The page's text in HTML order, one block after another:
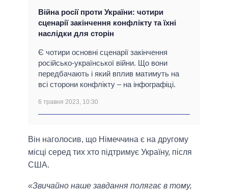
Війна росії проти України: чотири
сценарії закінчення конфлікту та їхні
наслідки для сторін
Є чотири основні сценарії закінчення
російсько-української війни. Що вони
передбачають і який вплив матимуть на
всі сторони конфлікту – на інфографіці.
6 травня 2023, 10:30
Він наголосив, що Німеччина є на другому
місці серед тих хто підтримує Україну, після
США.
«Звичайно наше завдання полягає в тому,